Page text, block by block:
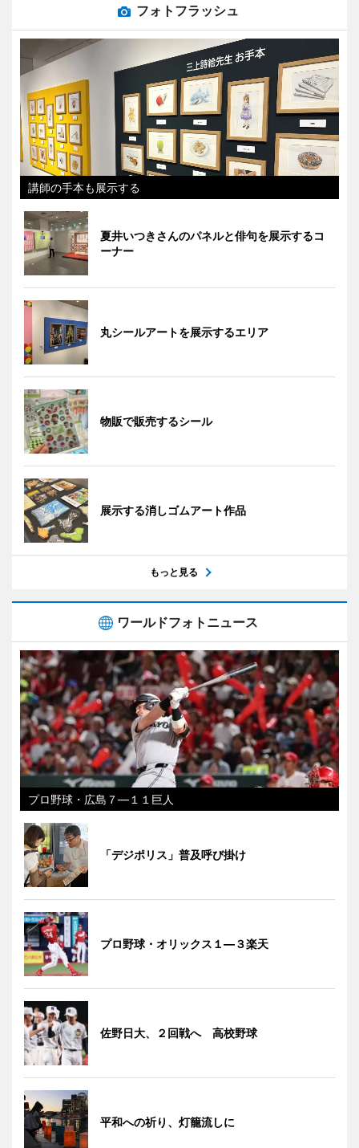
フォトフラッシュ
講師の手本も展示する
夏井いつきさんのパネルと俳句を展示するコ
ーナー
丸シールアートを展示するエリア
物販で販売するシール
展示する消しゴムアート作品
もっと見る
ワールドフォトニュース
プロ野球・広島７―１１巨人
「デジポリス」普及呼び掛け
プロ野球・オリックス１―３楽天
佐野日大、２回戦へ 高校野球
平和への祈り、灯籠流しに